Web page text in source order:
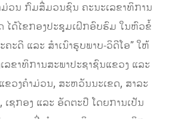
ມ່ວນ ກົມສື່ມວນຊົນ ຄະນະເລຂາທິການ
ໄດ້ໄຂກອງປະຊຸມເຝິກອົບຮົມ ໃນຫົວຂໍ້
ຄະດີ ແລະ ສຳເນົາຮູບພາບ-ວິດີໂອ” ໃຫ້
ລຂາທິການສະພາປະຊາຊົນແຂວງ ແລະ
ຂວງຄຳມ່ວນ, ສະຫວັນນະເຂດ, ສາລະ
ເຊກອງ ແລະ ອັດຕະປື ໂດຍການເປັນ